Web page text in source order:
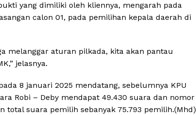
yang dimiliki oleh kliennya, mengarah pada
calon 01, pada pemilihan kepala daerah di
melanggar aturan pilkada, kita akan pantau
jelasnya.
8 januari 2025 mendatang, sebelumnya KPU
Robi – Deby mendapat 49.430 suara dan nomor
total suara pemilih sebanyak 75.793 pemilih.(Mhd)